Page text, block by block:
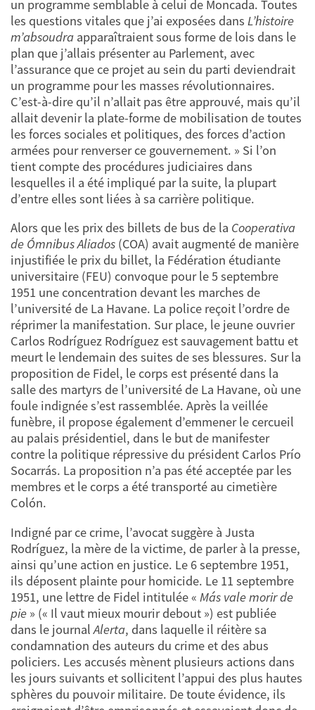
un programme semblable à celui de Moncada. Toutes
les questions vitales que j’ai exposées dans L’histoire
m’absoudra apparaîtraient sous forme de lois dans le
plan que j’allais présenter au Parlement, avec
l’assurance que ce projet au sein du parti deviendrait
un programme pour les masses révolutionnaires.
C’est-à-dire qu’il n’allait pas être approuvé, mais qu’il
allait devenir la plate-forme de mobilisation de toutes
les forces sociales et politiques, des forces d’action
armées pour renverser ce gouvernement. » Si l’on
tient compte des procédures judiciaires dans
lesquelles il a été impliqué par la suite, la plupart
d’entre elles sont liées à sa carrière politique.
Alors que les prix des billets de bus de la Cooperativa
de Ómnibus Aliados (COA) avait augmenté de manière
injustifiée le prix du billet, la Fédération étudiante
universitaire (FEU) convoque pour le 5 septembre
1951 une concentration devant les marches de
l’université de La Havane. La police reçoit l’ordre de
réprimer la manifestation. Sur place, le jeune ouvrier
Carlos Rodríguez Rodríguez est sauvagement battu et
meurt le lendemain des suites de ses blessures. Sur la
proposition de Fidel, le corps est présenté dans la
salle des martyrs de l’université de La Havane, où une
foule indignée s’est rassemblée. Après la veillée
funèbre, il propose également d’emmener le cercueil
au palais présidentiel, dans le but de manifester
contre la politique répressive du président Carlos Prío
Socarrás. La proposition n’a pas été acceptée par les
membres et le corps a été transporté au cimetière
Colón.
Indigné par ce crime, l’avocat suggère à Justa
Rodríguez, la mère de la victime, de parler à la presse,
ainsi qu’une action en justice. Le 6 septembre 1951,
ils déposent plainte pour homicide. Le 11 septembre
1951, une lettre de Fidel intitulée « Más vale morir de
pie » (« Il vaut mieux mourir debout ») est publiée
dans le journalAlerta, dans laquelle il réitère sa
condamnation des auteurs du crime et des abus
policiers. Les accusés mènent plusieurs actions dans
les jours suivants et sollicitent l’appui des plus hautes
sphères du pouvoir militaire. De toute évidence, ils